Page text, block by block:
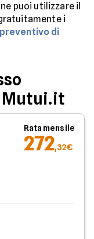
puoi utilizzare il
i
di
Mutui.it
Rata mensile
272,32€